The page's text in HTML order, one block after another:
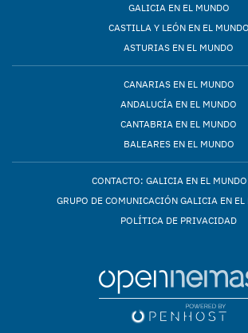
GALICIA EN EL MUNDO
CASTILLA Y LEÓN EN EL MUNDO
ASTURIAS EN EL MUNDO
CANARIAS EN EL MUNDO
ANDALUCÍA EN EL MUNDO
CANTABRIA EN EL MUNDO
BALEARES EN EL MUNDO
CONTACTO: GALICIA EN EL
GRUPO DE COMUNICACIÓN GALICIA EN EL
POLÍTICA DE PRIVACIDAD